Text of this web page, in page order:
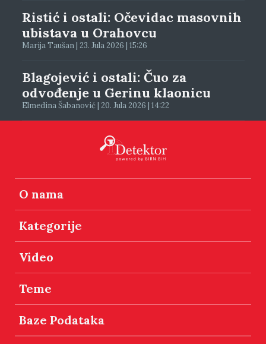
Ristić i ostali: Očevidac masovnih
ubistava u Orahovcu
Marija Taušan | 23. Jula 2026 | 15:26
Blagojević i ostali: Čuo za
odvođenje u Gerinu klaonicu
Elmedina Šabanović | 20. Jula 2026 | 14:22
O nama
Kategorije
Video
Teme
Baze Podataka